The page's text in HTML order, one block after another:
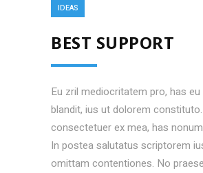
IDEAS
BEST SUPPORT
Eu zril mediocritatem pro, has
blandit, ius ut dolorem
consectetuer ex mea, has
In postea salutatus scriptorem
omittam contentiones. No